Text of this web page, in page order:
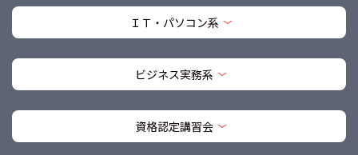
ＩＴ・パソコン系
ビジネス実務系
資格認定講習会